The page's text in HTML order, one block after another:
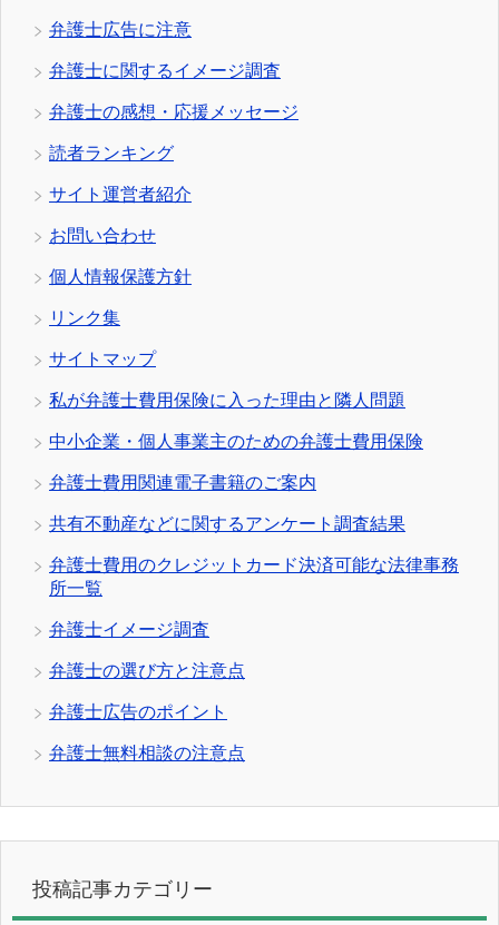
弁護士広告に注意
弁護士に関するイメージ調査
弁護士の感想・応援メッセージ
読者ランキング
サイト運営者紹介
お問い合わせ
個人情報保護方針
リンク集
サイトマップ
私が弁護士費用保険に入った理由と隣人問題
中小企業・個人事業主のための弁護士費用保険
弁護士費用関連電子書籍のご案内
共有不動産などに関するアンケート調査結果
弁護士費用のクレジットカード決済可能な法律事務
所一覧
弁護士イメージ調査
弁護士の選び方と注意点
弁護士広告のポイント
弁護士無料相談の注意点
投稿記事カテゴリー